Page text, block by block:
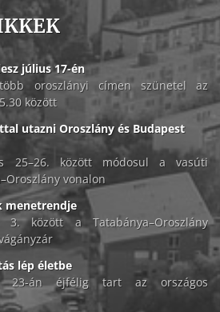
július 17-én
oroszlányi címen szünetel az
között
utazni Oroszlány és Budapest
25–26. között módosul a vasúti
vonalon
menetrendje
között a Tatabánya–Oroszlány
lép életbe
23-án éjfélig tart az országos